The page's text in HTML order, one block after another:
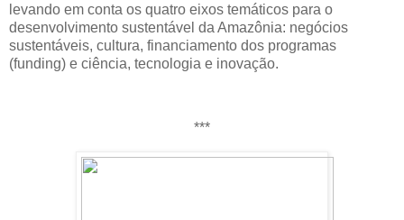
levando em conta os quatro eixos temáticos para o
desenvolvimento sustentável da Amazônia: negócios
sustentáveis, cultura, financiamento dos programas
(funding) e ciência, tecnologia e inovação.
***